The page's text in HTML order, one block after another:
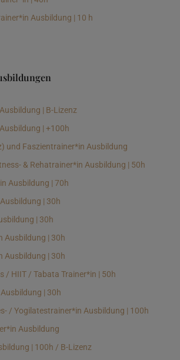
Ausbildung | 10 h
| B-Lizenz
| +100h
und Faszientrainer*in Ausbildung
& Rehatrainer*in Ausbildung | 50h
Ausbildung | 70h
| 30h
| 30h
Ausbildung | 30h
Ausbildung | 30h
/ HIIT / Tabata Trainer*in | 50h
| 30h
/ Yogilatestrainer*in Ausbildung | 100h
Ausbildung
| 100h / B-Lizenz